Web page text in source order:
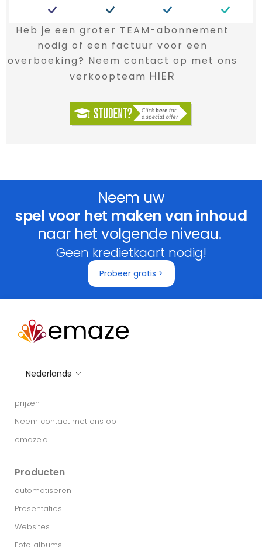
Heb je een groter TEAM-abonnement
nodig of een factuur voor een
overboeking? Neem contact op met ons
verkoopteam HIER
Neem uw
spel voor het maken van inhoud
naar het volgende niveau.
Geen kredietkaart nodig!
Probeer gratis >
Nederlands
prijzen
Neem contact met ons op
emaze.ai
Producten
automatiseren
Presentaties
Websites
Foto albums